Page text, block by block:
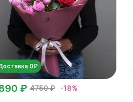
0₽
4750 ₽ -18%
₽